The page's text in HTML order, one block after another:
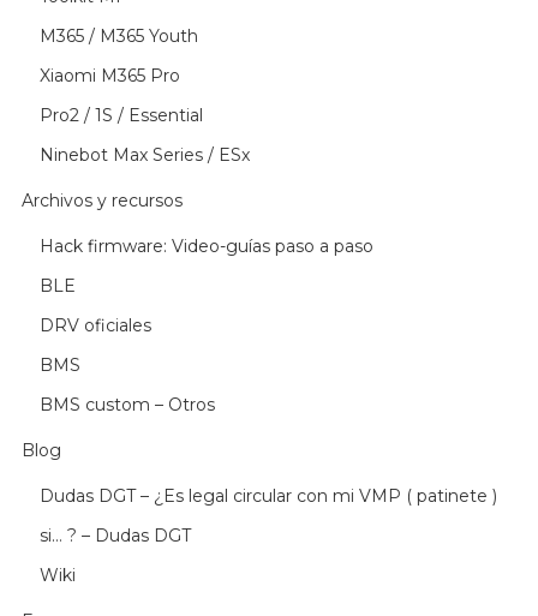
M365 / M365 Youth
Xiaomi M365 Pro
Pro2 / 1S / Essential
Ninebot Max Series / ESx
Archivos y recursos
Hack firmware: Video-guías paso a paso
BLE
DRV oficiales
BMS
BMS custom – Otros
Blog
Dudas DGT – ¿Es legal circular con mi VMP ( patinete )
si… ? – Dudas DGT
Wiki